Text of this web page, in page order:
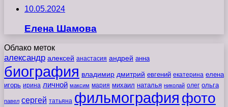
10.05.2024
Елена Шамова
Облако меток
александр алексей анастасия андрей анна
биография владимир дмитрий евгений екатерина елена
игорь ирина личной максим мария михаил наталья николай олег ольга
павел сергей татьяна фильмография фото